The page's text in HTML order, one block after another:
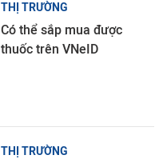
THỊ TRƯỜNG
Có thể sắp mua được
thuốc trên VNeID
THỊ TRƯỜNG